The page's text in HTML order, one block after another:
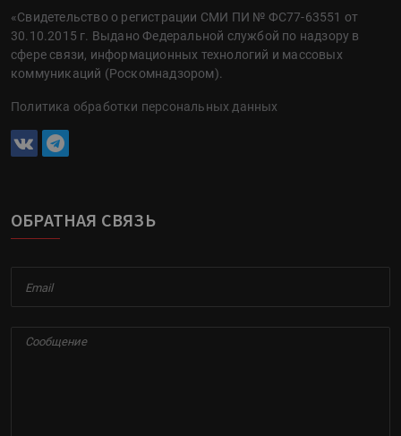
«Свидетельство о регистрации СМИ ПИ № ФС77-63551 от
30.10.2015 г. Выдано Федеральной службой по надзору в
сфере связи, информационных технологий и массовых
коммуникаций (Роскомнадзором).
Политика обработки персональных данных
ОБРАТНАЯ СВЯЗЬ